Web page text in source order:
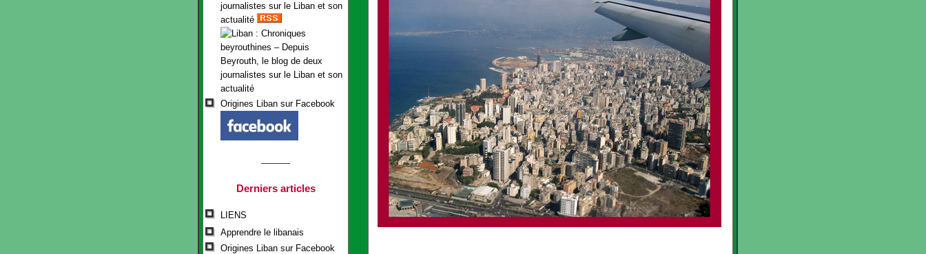
journalistes sur le Liban et son
actualité
Origines Liban sur Facebook
Derniers articles
LIENS
Apprendre le libanais
Origines Liban sur Facebook